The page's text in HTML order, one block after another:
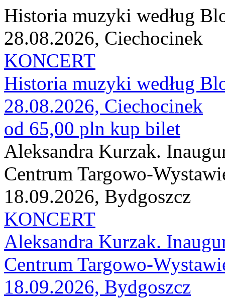
Historia muzyki według
28.08.2026, Ciechocinek
KONCERT
Historia muzyki według
28.08.2026, Ciechocinek
od 65,00 pln kup bilet
Aleksandra Kurzak.
Centrum Targowo-
18.09.2026, Bydgoszcz
KONCERT
Aleksandra Kurzak.
Centrum Targowo-
18.09.2026, Bydgoszcz